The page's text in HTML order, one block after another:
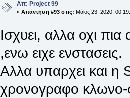
Απ: Project 99
« Απάντηση #93 στις: Μάιος 23, 2020,
Ισχυει, αλλα οχι
,ενω ειχε ενστασεις.
Αλλα υπαρχει και η
χρονογραφο